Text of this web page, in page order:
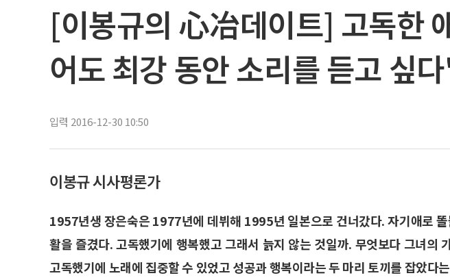
[이봉규의 心冶데이트] 고독한
어도 최강 동안 소리를 듣고 싶
입력 2016-12-30 10:50
이봉규 시사평론가
1957년생 장은숙은 1977년에 데뷔해 1995년 일본으로 건너갔다. 자기애로
활을 즐겼다. 고독했기에 행복했고 그래서 늙지 않는 것일까. 무엇보다 그녀의
고독했기에 노래에 집중할 수 있었고 성공과 행복이라는 두 마리 토끼를 잡았다